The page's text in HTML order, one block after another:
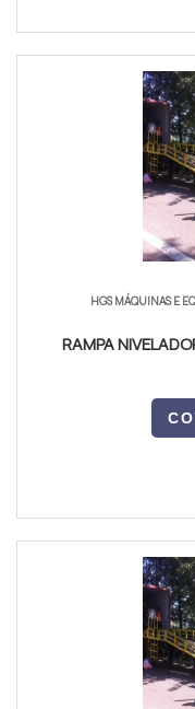
HGS MÁQUINAS E
RAMPA